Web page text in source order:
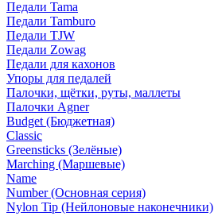
Педали Tama
Педали Tamburo
Педали TJW
Педали Zowag
Педали для кахонов
Упоры для педалей
Палочки, щётки, руты, маллеты
Палочки Agner
Budget (Бюджетная)
Classic
Greensticks (Зелёные)
Marching (Маршевые)
Name
Number (Основная серия)
Nylon Tip (Нейлоновые наконечники)